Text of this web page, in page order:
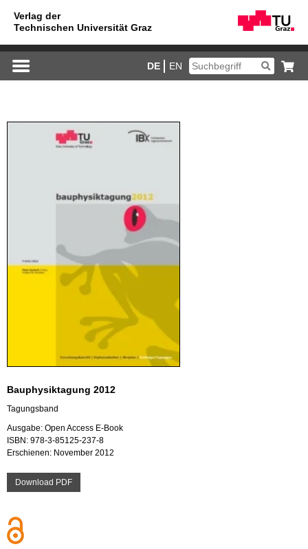
DE EN
Bau­phy­sik­ta­gung 2012
Ta­gungs­band
Aus­ga­be: Open Ac­cess E-Book
ISBN: 978-3-85125-237-8
Er­schie­nen: No­vem­ber 2012
Down­load PDF